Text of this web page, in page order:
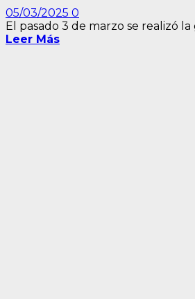
05/03/2025 0
El pasado 3 de marzo se realizó
Leer Más